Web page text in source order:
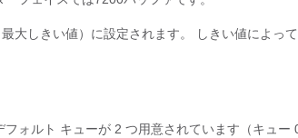
大しきい値）に設定されます。 しきい値によっ
ォルト キューが 2 つ用意されています（キュ